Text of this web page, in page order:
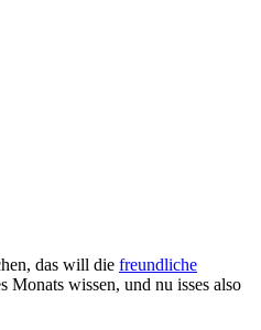
das will die freundliche
Monats wissen, und nu isses also